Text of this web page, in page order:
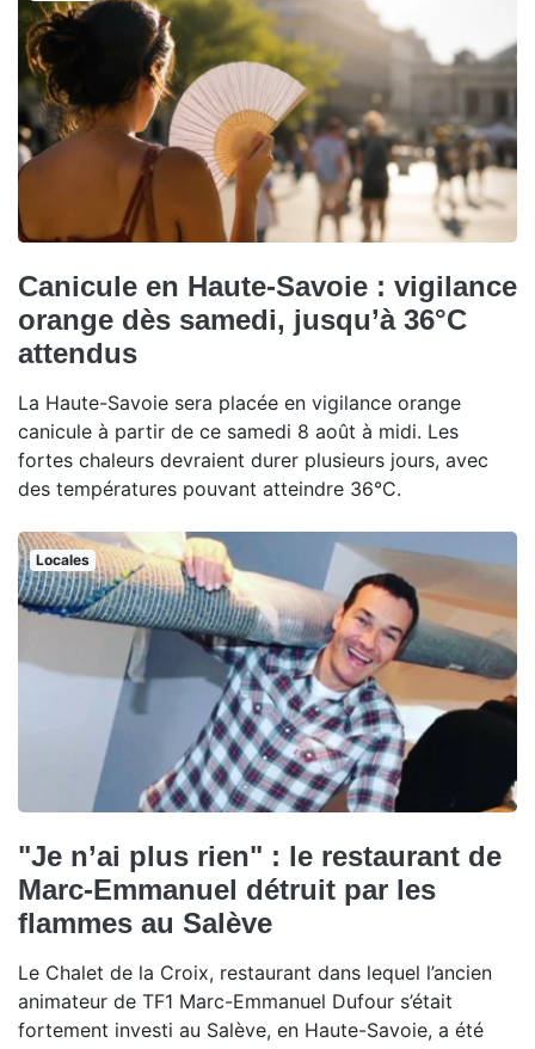
Canicule en Haute-Savoie : vigilance
orange dès samedi, jusqu’à 36°C
attendus
La Haute-Savoie sera placée en vigilance orange
canicule à partir de ce samedi 8 août à midi. Les
fortes chaleurs devraient durer plusieurs jours, avec
des températures pouvant atteindre 36°C.
Locales
"Je n’ai plus rien" : le restaurant de
Marc-Emmanuel détruit par les
flammes au Salève
Le Chalet de la Croix, restaurant dans lequel l’ancien
animateur de TF1 Marc-Emmanuel Dufour s’était
fortement investi au Salève, en Haute-Savoie, a été